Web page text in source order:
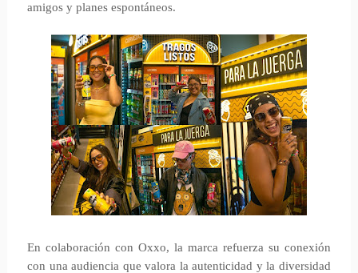
amigos y planes espontáneos.
En colaboración con Oxxo, la marca refuerza su conexión
con una audiencia que valora la autenticidad y la diversidad